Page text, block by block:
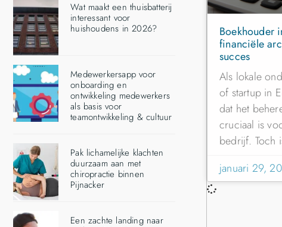
Wat maakt een thuisbatterij
interessant voor
huishoudens in 2026?
Medewerkersapp voor
onboarding en
ontwikkeling medewerkers
als basis voor
teamontwikkeling & cultuur
Pak lichamelijke klachten
duurzaam aan met
chiropractie binnen
Pijnacker
Een zachte landing naar
Boekhouder
financiële
succes
Als lokale
of startup in
dat het
cruciaal is
bedrijf. Toch
januari 29,